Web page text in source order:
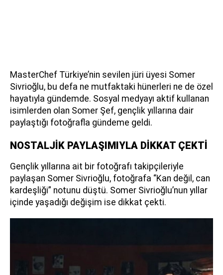
MasterChef Türkiye’nin sevilen jüri üyesi Somer
Sivrioğlu, bu defa ne mutfaktaki hünerleri ne de özel
hayatıyla gündemde. Sosyal medyayı aktif kullanan
isimlerden olan Somer Şef, gençlik yıllarına dair
paylaştığı fotoğrafla gündeme geldi.
NOSTALJİK PAYLAŞIMIYLA DİKKAT ÇEKTİ
Gençlik yıllarına ait bir fotoğrafı takipçileriyle
paylaşan Somer Sivrioğlu, fotoğrafa “Kan değil, can
kardeşliği” notunu düştü. Somer Sivrioğlu’nun yıllar
içinde yaşadığı değişim ise dikkat çekti.